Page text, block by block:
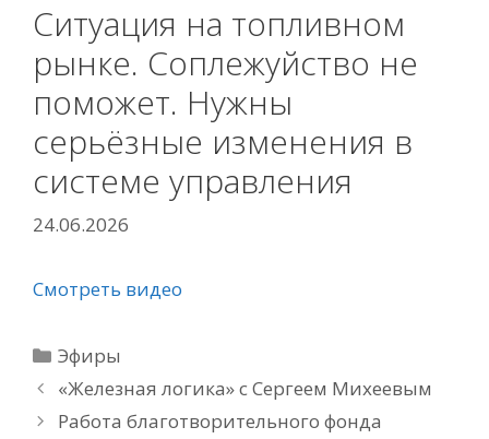
Ситуация на топливном
рынке. Соплежуйство не
поможет. Нужны
серьёзные изменения в
системе управления
24.06.2026
Смотреть видео
Рубрики
Эфиры
«Железная логика» с Сергеем Михеевым
Работа благотворительного фонда